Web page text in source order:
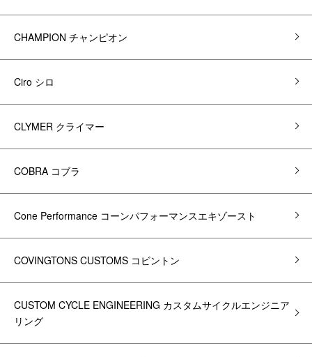
CHAMPION チャンピオン
Ciro シロ
CLYMER クライマー
COBRA コブラ
Cone Performance コーンパフォーマンスエキゾースト
COVINGTONS CUSTOMS コビントン
CUSTOM CYCLE ENGINEERING カスタムサイクルエンジニア
リング